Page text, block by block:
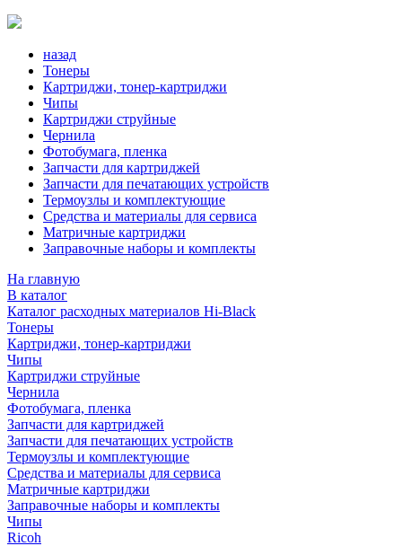
назад
Тонеры
Картриджи, тонер-картриджи
Чипы
Картриджи струйные
Чернила
Фотобумага, пленка
Запчасти для картриджей
Запчасти для печатающих устройств
Термоузлы и комплектующие
Средства и материалы для сервиса
Матричные картриджи
Заправочные наборы и комплекты
На главную
В каталог
Каталог расходных материалов Hi-Black
Тонеры
Картриджи, тонер-картриджи
Чипы
Картриджи струйные
Чернила
Фотобумага, пленка
Запчасти для картриджей
Запчасти для печатающих устройств
Термоузлы и комплектующие
Средства и материалы для сервиса
Матричные картриджи
Заправочные наборы и комплекты
Чипы
Ricoh